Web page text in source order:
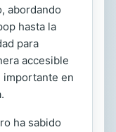
abordando
hasta la
para
accesible
en
ha sabido